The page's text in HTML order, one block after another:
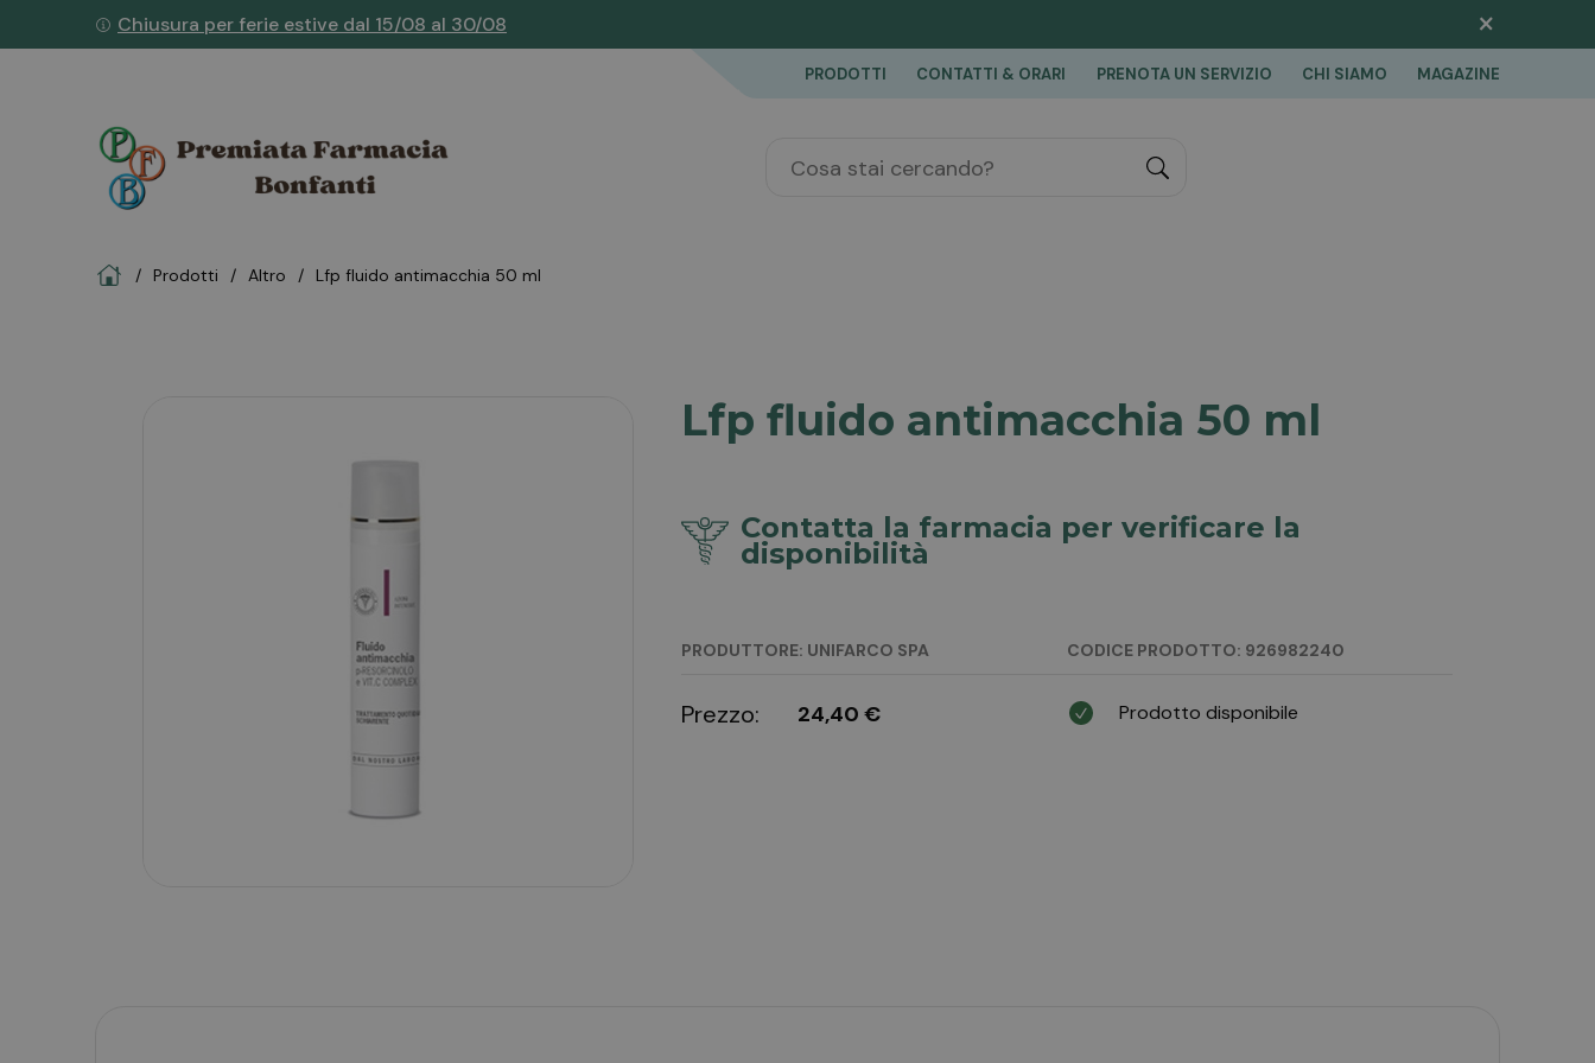
Chiusura per ferie estive dal 15/08 al 30/08 ×
PRODOTTI CONTATTI & ORARI PRENOTA UN SERVIZIO CHI SIAMO MAGAZINE
"Cerca
HomeProdotti altro lfp fluido antimacchia 50 ml
Lfp fluido antimacchia 50 ml
Contatta la farmacia per verificare la
disponibilità
PRODUTTORE: UNIFARCO SPA CODICE PRODOTTO: 926982240
Prezzo: 24,40 € Prodotto disponibile